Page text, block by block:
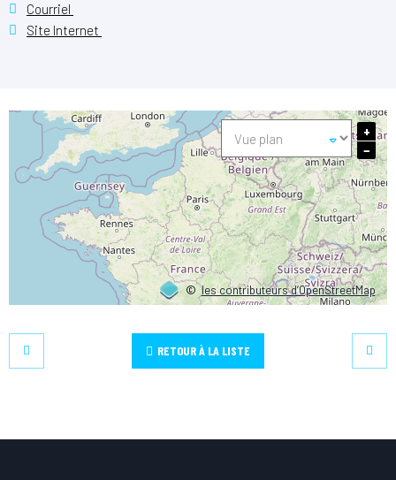
Courriel
Site Internet
©les contributeurs d’OpenStreetMap
+
−
RETOUR À LA LISTE